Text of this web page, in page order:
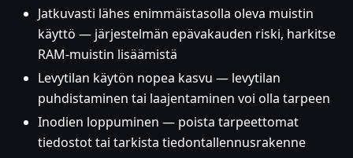
Jatkuvasti lähes enimmäistasolla oleva muistin
käyttö — järjestelmän epävakauden riski, harkitse
RAM-muistin lisäämistä
Levytilan käytön nopea kasvu — levytilan
puhdistaminen tai laajentaminen voi olla tarpeen
Inodien loppuminen — poista tarpeettomat
tiedostot tai tarkista tiedontallennusrakenne